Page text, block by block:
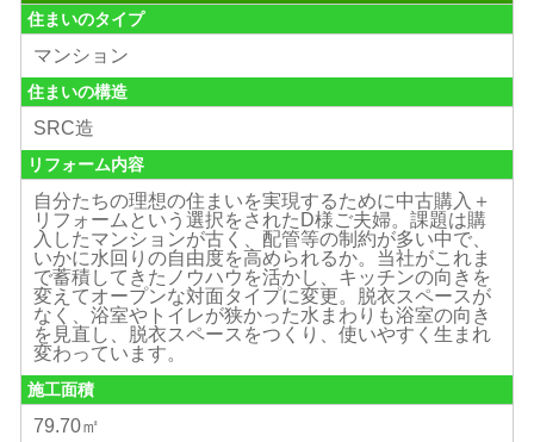
住まいのタイプ
マンション
住まいの構造
SRC造
リフォーム内容
自分たちの理想の住まいを実現するために中古購入＋
リフォームという選択をされたD様ご夫婦。課題は購
入したマンションが古く、配管等の制約が多い中で、
いかに水回りの自由度を高められるか。当社がこれま
で蓄積してきたノウハウを活かし、キッチンの向きを
変えてオープンな対面タイプに変更。脱衣スペースが
なく、浴室やトイレが狭かった水まわりも浴室の向き
を見直し、脱衣スペースをつくり、使いやすく生まれ
変わっています。
施工面積
79.70㎡